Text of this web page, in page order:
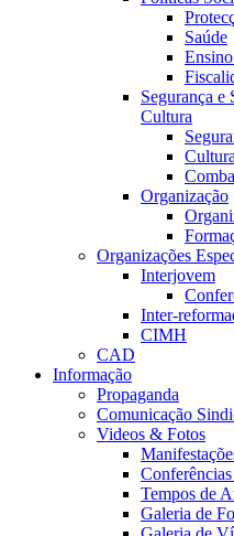
Saúde
Segurança e
Cultura
Organização
Organizações
Interjovem
Inter-
CIMH
CAD
Informação
Propaganda
Comunicação
Videos & Fotos
Tempos de
Galeria de